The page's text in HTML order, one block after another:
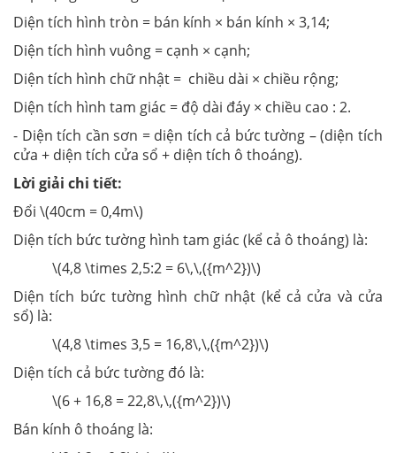
Diện tích hình tròn = bán kính × bán kính × 3,14;
Diện tích hình vuông = cạnh × cạnh;
Diện tích hình chữ nhật = chiều dài × chiều rộng;
Diện tích hình tam giác = độ dài đáy × chiều cao : 2.
- Diện tích cần sơn = diện tích cả bức tường – (diện tích
cửa + diện tích cửa sổ + diện tích ô thoáng).
Lời giải chi tiết:
Đổi \(40cm = 0,4m\)
Diện tích bức tường hình tam giác (kể cả ô thoáng) là:
\(4,8 \times 2,5:2 = 6\,\,({m^2})\)
Diện tích bức tường hình chữ nhật (kể cả cửa và cửa
sổ) là:
\(4,8 \times 3,5 = 16,8\,\,({m^2})\)
Diện tích cả bức tường đó là:
\(6 + 16,8 = 22,8\,\,({m^2})\)
Bán kính ô thoáng là: